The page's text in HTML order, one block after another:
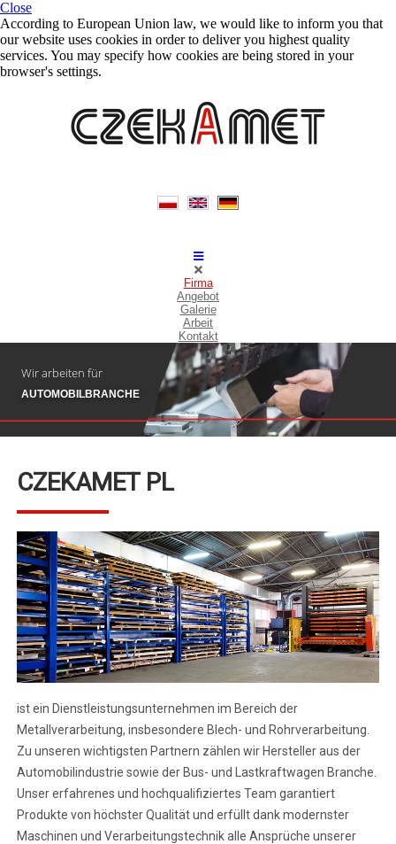
Close
According to European Union law, we would like to inform you that
our website uses cookies in order to deliver you highest quality
services. You may specify how cookies are being stored in your
browser's settings.
Firma
Angebot
Galerie
Arbeit
Kontakt
Wir arbeiten für
AUTOMOBILBRANCHE
CZEKAMET PL
ist ein Dienstleistungsunternehmen im Bereich der
Metallverarbeitung, insbesondere Blech- und Rohrverarbeitung.
Zu unseren wichtigsten Partnern zählen wir Hersteller aus der
Automobilindustrie sowie der Bus- und Lastkraftwagen Branche.
Unser erfahrenes und hochqualifiziertes Team garantiert
Produkte von höchster Qualität und erfüllt dank modernster
Maschinen und Verarbeitungstechnik alle Ansprüche unserer